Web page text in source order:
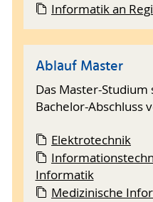
Informatik an
Ablauf Master
Das Master-
Bachelor-Abschluss
Elektrotechnik
Informatik
Medizinische